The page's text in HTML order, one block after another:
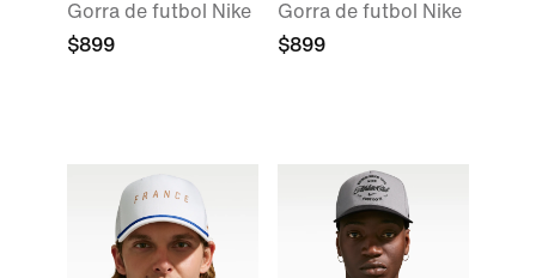
Gorra de futbol Nike
$899
Gorra de futbol Nike
$899